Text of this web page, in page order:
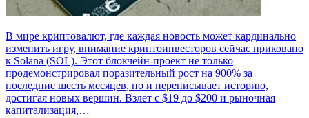
В мире криптовалют, где каждая новость может кардинально
изменить игру, внимание криптоинвесторов сейчас приковано
к Solana (SOL). Этот блокчейн-проект не только
продемонстрировал поразительный рост на 900% за
последние шесть месяцев, но и переписывает историю,
достигая новых вершин. Взлет с $19 до $200 и рыночная
капитализация,…